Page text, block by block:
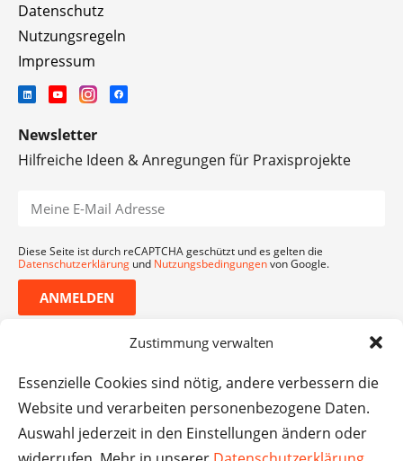
Zustimmung verwalten
Essenzielle Cookies sind nötig, andere verbessern die
Website und verarbeiten personenbezogene Daten.
Auswahl jederzeit in den Einstellungen ändern oder
Datenschutz
Nutzungsregeln
Impressum
Newsletter
Hilfreiche Ideen & Anregungen für Praxisprojekte
Diese Seite ist durch reCAPTCHA geschützt und es gelten die
Datenschutzerklärung und Nutzungsbedingungenvon Google.
ANMELDEN